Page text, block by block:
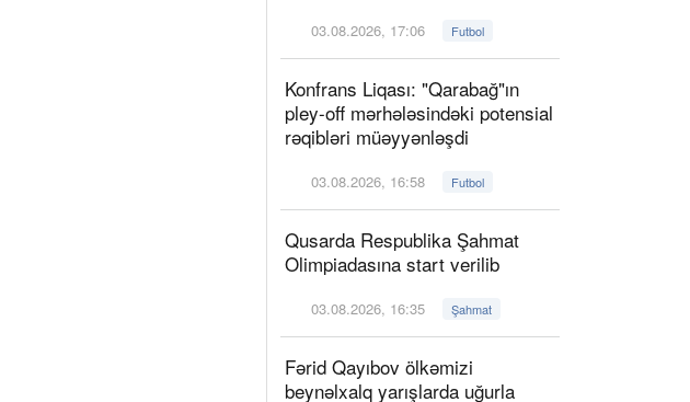
03.08.2026, 17:06 Futbol
Konfrans Liqası: "Qarabağ"ın
pley-off mərhələsindəki potensial
rəqibləri müəyyənləşdi
03.08.2026, 16:58 Futbol
Qusarda Respublika Şahmat
Olimpiadasına start verilib
03.08.2026, 16:35 Şahmat
Fərid Qayıbov ölkəmizi
beynəlxalq yarışlarda uğurla